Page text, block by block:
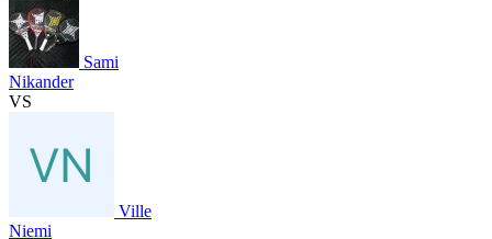
Sami
Nikander
VS
Ville
Niemi